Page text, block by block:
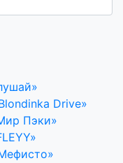
Drive»
Пэки»